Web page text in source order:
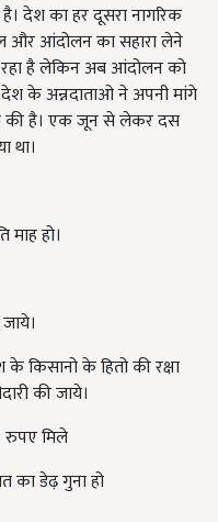
देश का हर दूसरा नागरिक
और आंदोलन का सहारा लेने
है लेकिन अब आंदोलन को
देश के अन्नदाताओ ने अपनी मांगे
की है। एक जून से लेकर दस
था।
हो।
किसानो के हितो की रक्षा
की जाये।
रुपए मिले
का डेढ़ गुना हो